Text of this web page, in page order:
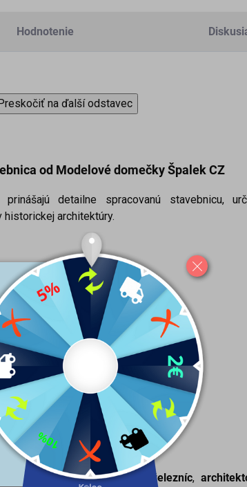
Hodnotenie
Preskočiť na ďalší odstavec
od Modelové domečky Špalek CZ
prinášajú detailne spracovanú stavebnicu,
architektúry.
vyrezávanie
montážny návod
balenia
diorám,modelových železníc,